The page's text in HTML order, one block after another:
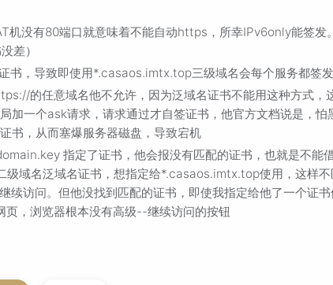
机没有80端口就意味着不能自动https，所幸IPv6only能签发
差）
书，导致即使用*.casaos.imtx.top三级域名会每个服务都签
的任意域名他不允许，因为泛域名证书不能用这种方式，
加一个ask请求，请求通过才自签证书，他官方文档说是，怕
书，从而塞爆服务器磁盘，导致宕机
指定了证书，他会报没有匹配的证书，也就是不能
级域名泛域名证书，想指定给*.casaos.imtx.top使用，这样
续访问。但他没找到匹配的证书，即使我指定给他了一个证
，浏览器根本没有高级--继续访问的按钮